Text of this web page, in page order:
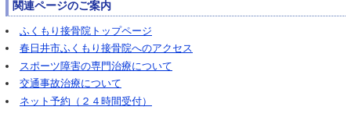
関連ページのご案内
ふくもり接骨院トップページ
春日井市ふくもり接骨院へのアクセス
スポーツ障害の専門治療について
交通事故治療について
ネット予約（２４時間受付）